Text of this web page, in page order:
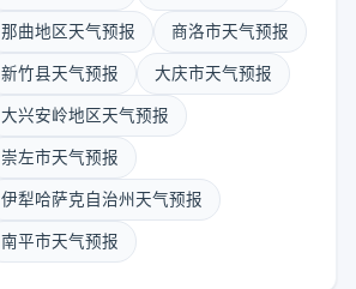
那曲地区天气预报 商洛市天气预报
新竹县天气预报 大庆市天气预报
大兴安岭地区天气预报
崇左市天气预报
伊犁哈萨克自治州天气预报
南平市天气预报